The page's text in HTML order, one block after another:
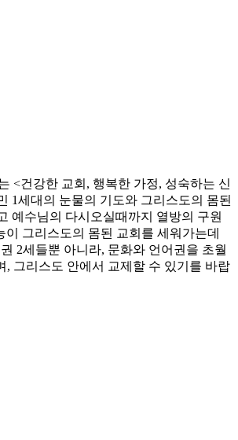
<건강한 교회, 행복한 가정, 성숙하는 신
1세대의 눈물의 기도와 그리스도의 몸된
예수님의 다시오실때까지 열방의 구원
그리스도의 몸된 교회를 세워가는데
2세들뿐 아니라, 문화와 언어권을 초월
그리스도 안에서 교제할 수 있기를 바랍